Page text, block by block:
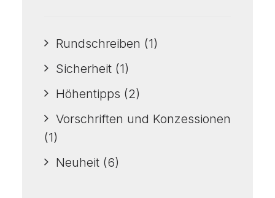
Rundschreiben (1)
Sicherheit (1)
Höhentipps (2)
Vorschriften und Konzessionen
(1)
Neuheit (6)